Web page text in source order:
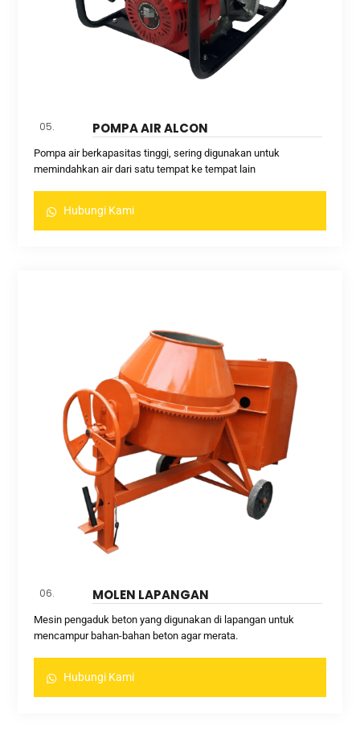
05. POMPA AIR ALCON
Pompa air berkapasitas tinggi, sering digunakan untuk
memindahkan air dari satu tempat ke tempat lain
Hubungi Kami
06. MOLEN LAPANGAN
Mesin pengaduk beton yang digunakan di lapangan untuk
mencampur bahan-bahan beton agar merata.
Hubungi Kami